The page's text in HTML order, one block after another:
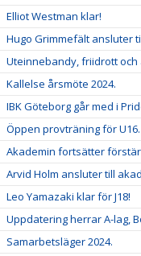
Elliot Westman klar!
Hugo Grimmefält ansluter
Uteinnebandy, friidrott
Kallelse årsmöte 2024.
IBK Göteborg går med i
Öppen provträning för U16.
Akademin fortsätter
Arvid Holm ansluter till
Leo Yamazaki klar för J18!
Uppdatering herrar A-lag,
Samarbetsläger 2024.